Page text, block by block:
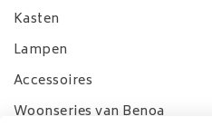
Kasten
Lampen
Accessoires
Woonseries van Benoa